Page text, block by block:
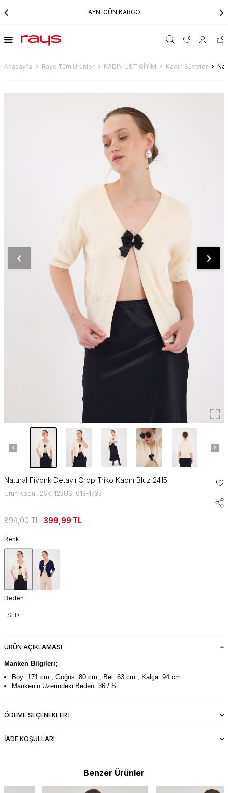
AYNI GÜN KARGO
0 0
Anasayfa Rays Tüm Ürünler KADIN ÜST GİYİM Kadın Süveter
Natural Fiyonk Detaylı Crop Triko Kadın Bluz 2415
Ürün Kodu : 26K1123UST013-1735
899,00TL 399,99 TL
Renk
Beden :
STD
ÜRÜN AÇIKLAMASI
Manken Bilgileri;
Boy: 171 cm , Göğüs: 80 cm , Bel: 63 cm , Kalça: 94 cm
Mankenin Üzerindeki Beden: 36 / S
ÖDEME SEÇENEKLERI
İADE KOŞULLARI
Benzer Ürünler